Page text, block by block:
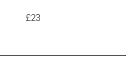
£23